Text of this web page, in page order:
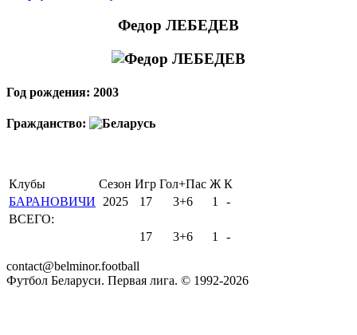
Федор ЛЕБЕДЕВ
Год рождения: 2003
Гражданство:
Клубы Сезон Игр Гол+Пас Ж К
БАРАНОВИЧИ
2025 17 3+6 1
-
ВСЕГО:
17
3+6 1 -
contact@belminor.football
Футбол Беларуси. Первая лига. © 1992-2026